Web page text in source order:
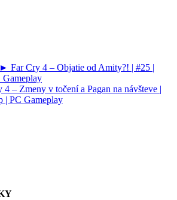
► Far Cry 4 – Objatie od Amity?! | #25 |
Gameplay
– Zmeny v točení a Pagan na návšteve |
| PC Gameplay